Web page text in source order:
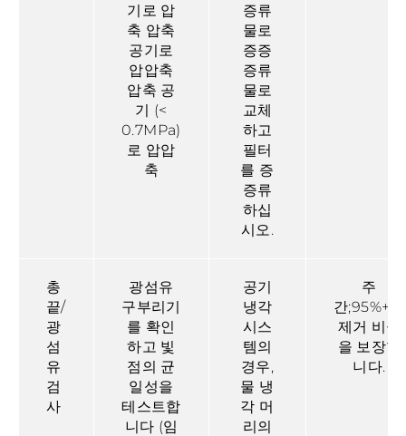
기로 압
축 압축
공기로
압압축
압축 공
기 (<
0.7MPa)
로 압압
축
증류
물로
증증
증류
물로
교체
하고
필터
를 증
증류
하십
시오.
총
끝/
광
섬
유
검
사
광섬유
구부리기
를 확인
하고 빛
점의 균
일성을
테스트합
니다 (임
공기
냉각
시스
템의
경우,
물 냉
각 머
리의
주
간;95%+의
제거 비율
을 보장합
니다.